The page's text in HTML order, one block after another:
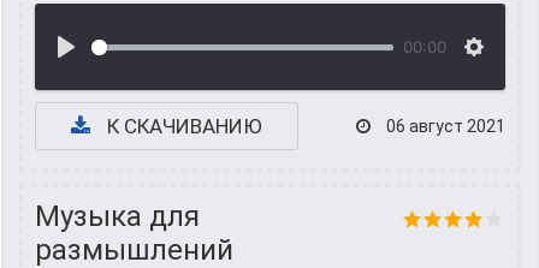
00:00
К СКАЧИВАНИЮ 06 август 2021
Музыка для
размышлений